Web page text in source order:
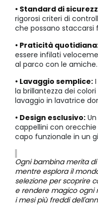
• Standard di
rigorosi criteri di
che possano staccarsi
• Praticità
essere infilati
al parco con le amiche.
• Lavaggio semplice:
la brillantezza dei
lavaggio in lavatrice
• Design esclusivo:
cappellini con
capo funzionale in un
Ogni bambina merita
mentre esplora il
selezione per scoprire
e rendere magico ogni
i mesi più freddi